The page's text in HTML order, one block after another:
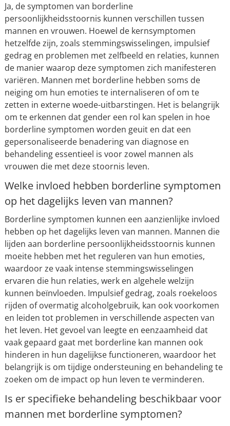
Ja, de symptomen van borderline
persoonlijkheidsstoornis kunnen verschillen tussen
mannen en vrouwen. Hoewel de kernsymptomen
hetzelfde zijn, zoals stemmingswisselingen, impulsief
gedrag en problemen met zelfbeeld en relaties, kunnen
de manier waarop deze symptomen zich manifesteren
variëren. Mannen met borderline hebben soms de
neiging om hun emoties te internaliseren of om te
zetten in externe woede-uitbarstingen. Het is belangrijk
om te erkennen dat gender een rol kan spelen in hoe
borderline symptomen worden geuit en dat een
gepersonaliseerde benadering van diagnose en
behandeling essentieel is voor zowel mannen als
vrouwen die met deze stoornis leven.
Welke invloed hebben borderline symptomen
op het dagelijks leven van mannen?
Borderline symptomen kunnen een aanzienlijke invloed
hebben op het dagelijks leven van mannen. Mannen die
lijden aan borderline persoonlijkheidsstoornis kunnen
moeite hebben met het reguleren van hun emoties,
waardoor ze vaak intense stemmingswisselingen
ervaren die hun relaties, werk en algehele welzijn
kunnen beïnvloeden. Impulsief gedrag, zoals roekeloos
rijden of overmatig alcoholgebruik, kan ook voorkomen
en leiden tot problemen in verschillende aspecten van
het leven. Het gevoel van leegte en eenzaamheid dat
vaak gepaard gaat met borderline kan mannen ook
hinderen in hun dagelijkse functioneren, waardoor het
belangrijk is om tijdige ondersteuning en behandeling te
zoeken om de impact op hun leven te verminderen.
Is er specifieke behandeling beschikbaar voor
mannen met borderline symptomen?